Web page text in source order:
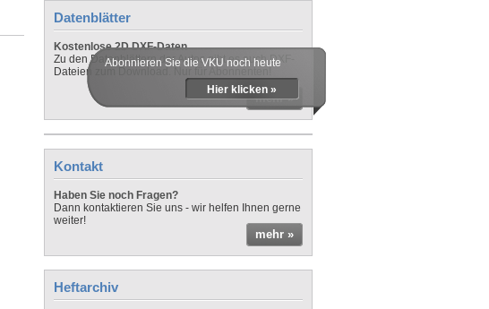
Datenblätter
Kostenlose 2D DXF-Daten
Zu den Datenblättern der Autos gibt es auch DXF-
Dateien zum Download. Nur für Abonnenten!
mehr »
Abonnieren Sie die VKU noch heute
Hier klicken »
Kontakt
Haben Sie noch Fragen?
Dann kontaktieren Sie uns - wir helfen Ihnen gerne
weiter!
mehr »
Heftarchiv